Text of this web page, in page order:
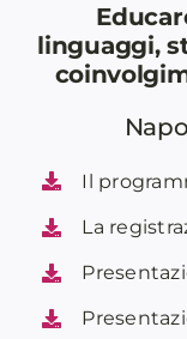
linguaggi,
Il
La